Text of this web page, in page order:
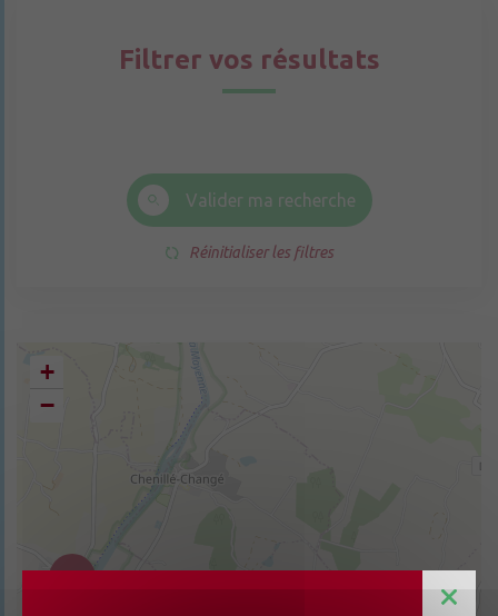
Filtrer vos résultats
Valider ma recherche
Réinitialiser les filtres
4
+
−